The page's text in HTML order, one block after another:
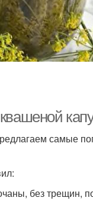
самые
без трещин,